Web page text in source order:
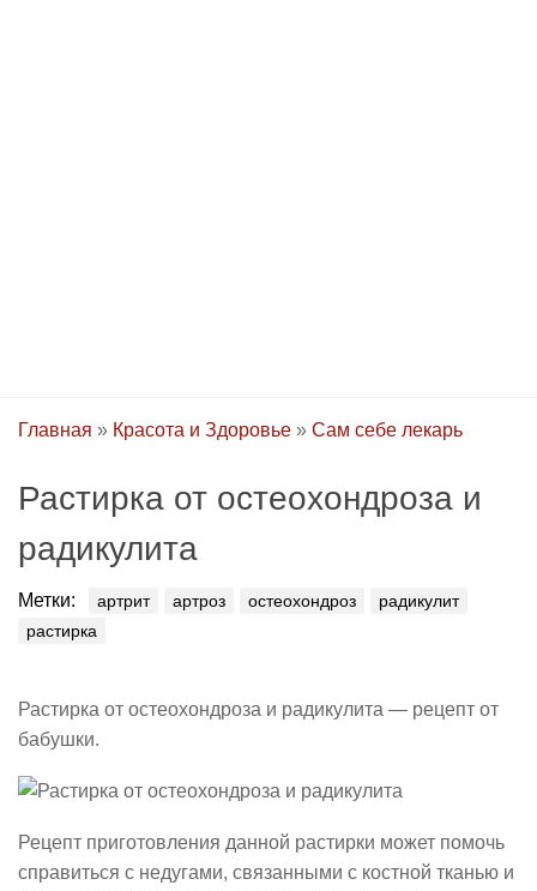
Главная » Красота и Здоровье » Сам себе лекарь
Растирка от остеохондроза и
радикулита
Метки: артрит артроз остеохондроз
радикулит
растирка
Растирка от остеохондроза и радикулита — рецепт от
бабушки.
Рецепт приготовления данной растирки может помочь
справиться с недугами, связанными с костной тканью и